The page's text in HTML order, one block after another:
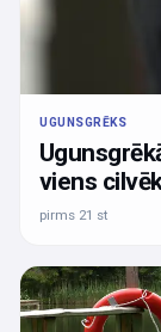
UGUNSGRĒKS
viens
pirms 21 st